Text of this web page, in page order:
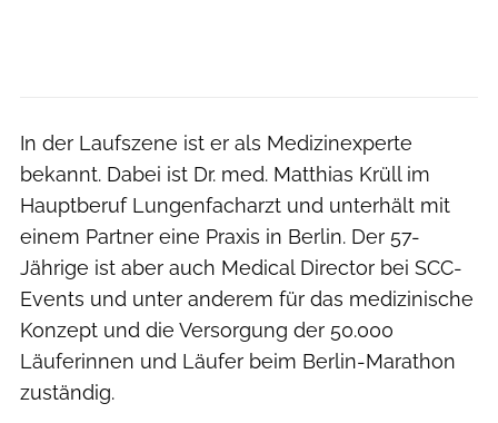
In der Laufszene ist er als Medizinexperte
bekannt. Dabei ist Dr. med. Matthias Krüll im
Hauptberuf Lungenfacharzt und unterhält mit
einem Partner eine Praxis in Berlin. Der 57-
Jährige ist aber auch Medical Director bei SCC-
Events und unter anderem für das medizinische
Konzept und die Versorgung der 50.000
Läuferinnen und Läufer beim Berlin-Marathon
zuständig.